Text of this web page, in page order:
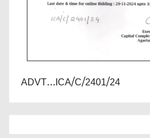
ADVT...ICA/C/2401/24